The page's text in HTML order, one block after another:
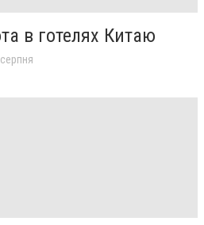
в готелях Китаю